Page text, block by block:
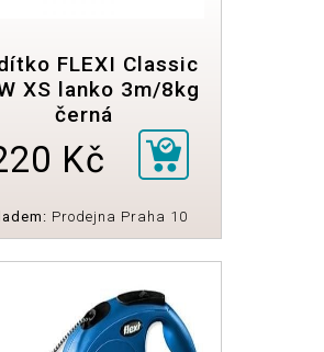
FLEXI Classic
XS lanko 3m/8kg
černá
Kč
Prodejna Praha 10